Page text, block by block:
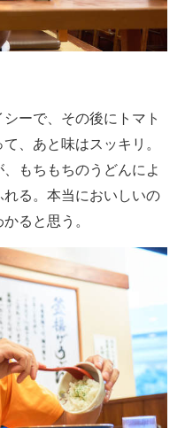
ーで、その後にトマト
、あと味はスッキリ。
もちもちのうどんによ
れる。本当においしいの
ると思う。